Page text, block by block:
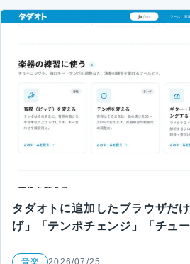
タダオトに追加したブラウザだ
げ」「テンポチェンジ」「チュ
音楽 2026/07/25